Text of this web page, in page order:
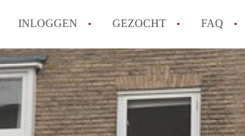
INLOGGEN GEZOCHT FAQ
How to translate AppartementenUtrecht!
Wat is AppartementenUtrecht?
Wat is de privacyverklaring van